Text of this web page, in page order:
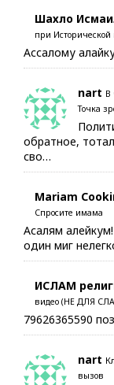
Шахло
при
Ассалому
nart В
Точка
обратное,
сво…
Mariam
Спросите имама
Асалям
один миг
ИСЛАМ
видео (НЕ ДЛЯ
79626365590
nart
вызов